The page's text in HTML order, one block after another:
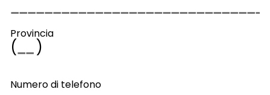
Provincia
( )
Numero di telefono